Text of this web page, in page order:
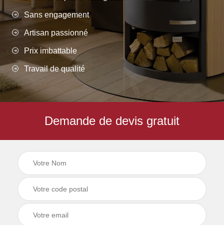
Sans engagement
Artisan passionné
Prix imbattable
Travail de qualité
Demande de devis gratuit